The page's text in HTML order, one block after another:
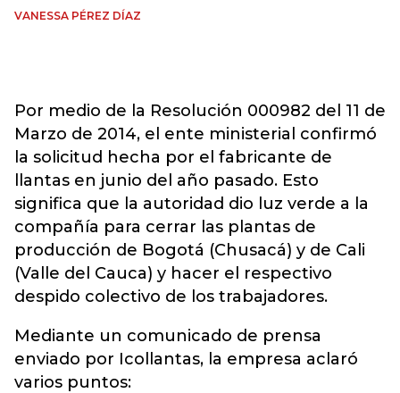
VANESSA PÉREZ DÍAZ
Por medio de la Resolución 000982 del 11 de
Marzo de 2014, el ente ministerial confirmó
la solicitud hecha por el fabricante de
llantas en junio del año pasado. Esto
significa que la autoridad dio luz verde a la
compañía para cerrar las plantas de
producción de Bogotá (Chusacá) y de Cali
(Valle del Cauca) y hacer el respectivo
despido colectivo de los trabajadores.
Mediante un comunicado de prensa
enviado por Icollantas, la empresa aclaró
varios puntos: